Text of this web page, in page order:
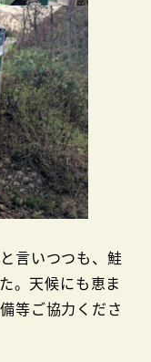
言いつつも、鮭
。天候にも恵ま
等ご協力くださ